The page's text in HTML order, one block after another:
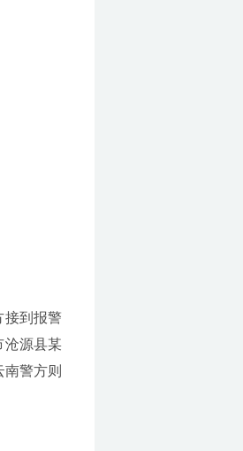
接到报警
沧源县某
警方则